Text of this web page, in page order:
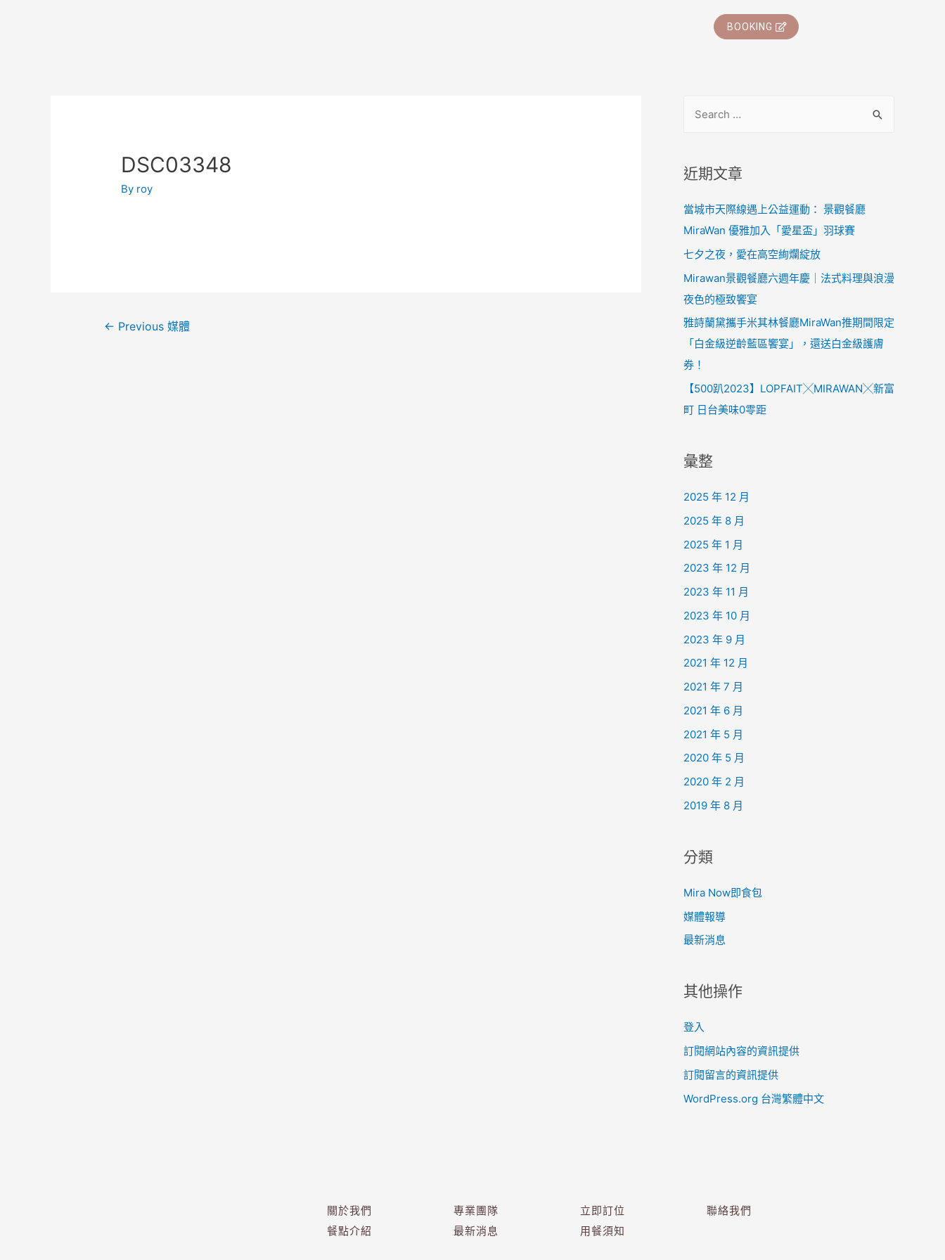
BOOKING
DSC03348
By roy
← Previous 媒體
近期文章
當城市天際線遇上公益運動： 景觀餐廳
MiraWan 優雅加入「愛星盃」羽球賽
七夕之夜，愛在高空絢爛綻放
Mirawan景觀餐廳六週年慶｜法式料理與浪漫
夜色的極致饗宴
雅詩蘭黛攜手米其林餐廳MiraWan推期間限定
「白金級逆齡藍區饗宴」，還送白金級護膚
券！
【500趴2023】LOPFAIT╳MIRAWAN╳新富
町 日台美味0零距
彙整
2025 年 12 月
2025 年 8 月
2025 年 1 月
2023 年 12 月
2023 年 11 月
2023 年 10 月
2023 年 9 月
2021 年 12 月
2021 年 7 月
2021 年 6 月
2021 年 5 月
2020 年 5 月
2020 年 2 月
2019 年 8 月
分類
Mira Now即食包
媒體報導
最新消息
其他操作
登入
訂閱網站內容的資訊提供
訂閱留言的資訊提供
WordPress.org 台灣繁體中文
關於我們
餐點介紹
專業團隊
最新消息
立即訂位
用餐須知
聯絡我們